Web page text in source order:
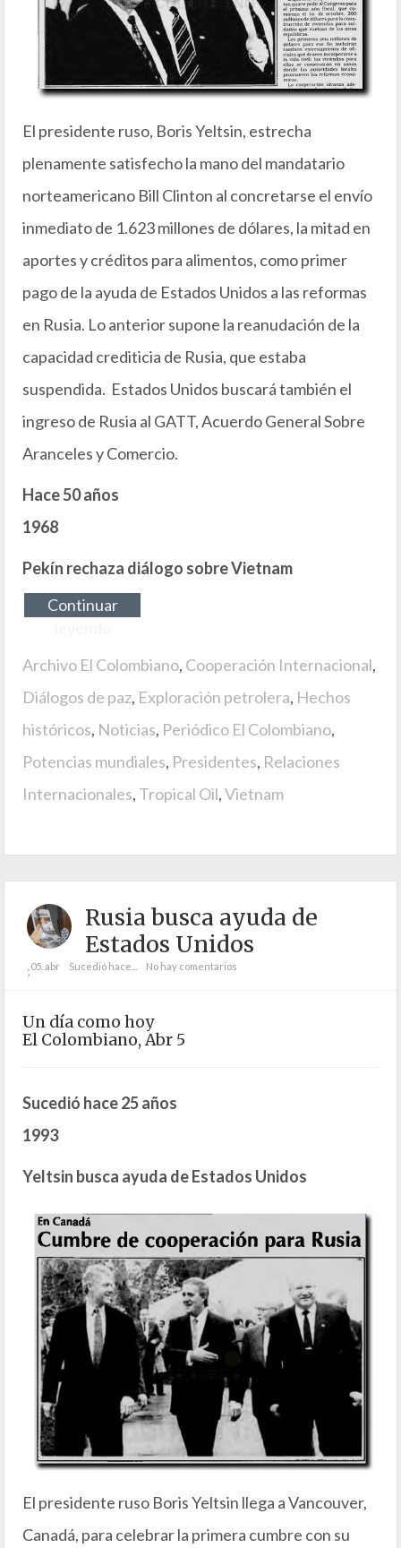
El presidente ruso, Boris Yeltsin, estrecha
plenamente satisfecho la mano del mandatario
norteamericano Bill Clinton al concretarse el envío
inmediato de 1.623 millones de dólares, la mitad en
aportes y créditos para alimentos, como primer
pago de la ayuda de Estados Unidos a las reformas
en Rusia. Lo anterior supone la reanudación de la
capacidad crediticia de Rusia, que estaba
suspendida. Estados Unidos buscará también el
ingreso de Rusia al GATT, Acuerdo General Sobre
Aranceles y Comercio.
Hace 50 años
1968
Pekín rechaza diálogo sobre Vietnam
Continuar
Archivo El Colombiano, Cooperación Internacional,
Diálogos de paz, Exploración petrolera, Hechos
históricos, Noticias, Periódico El Colombiano,
Potencias mundiales, Presidentes, Relaciones
Internacionales, Tropical Oil,Vietnam
Rusia busca ayuda de
Estados Unidos
;05. abr Sucedió hace... No hay comentarios
Un día como hoy
El Colombiano, Abr 5
Sucedió hace 25 años
1993
Yeltsin busca ayuda de Estados Unidos
El presidente ruso Boris Yeltsin llega a Vancouver,
Canadá, para celebrar la primera cumbre con su